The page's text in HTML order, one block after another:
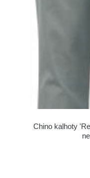
Chino kalhoty